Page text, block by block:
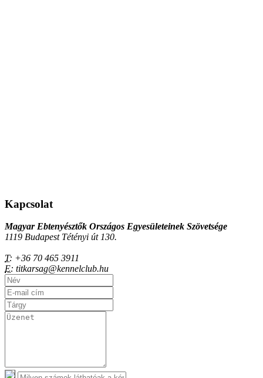
Kapcsolat
Magyar Ebtenyésztők Országos Egyesületeinek Szövetsége
1119 Budapest Tétényi út 130.
T: +36 70 465 3911
E: titkarsag@kennelclub.hu